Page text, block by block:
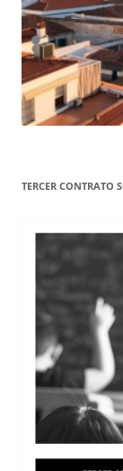
TERCER CONTRATO